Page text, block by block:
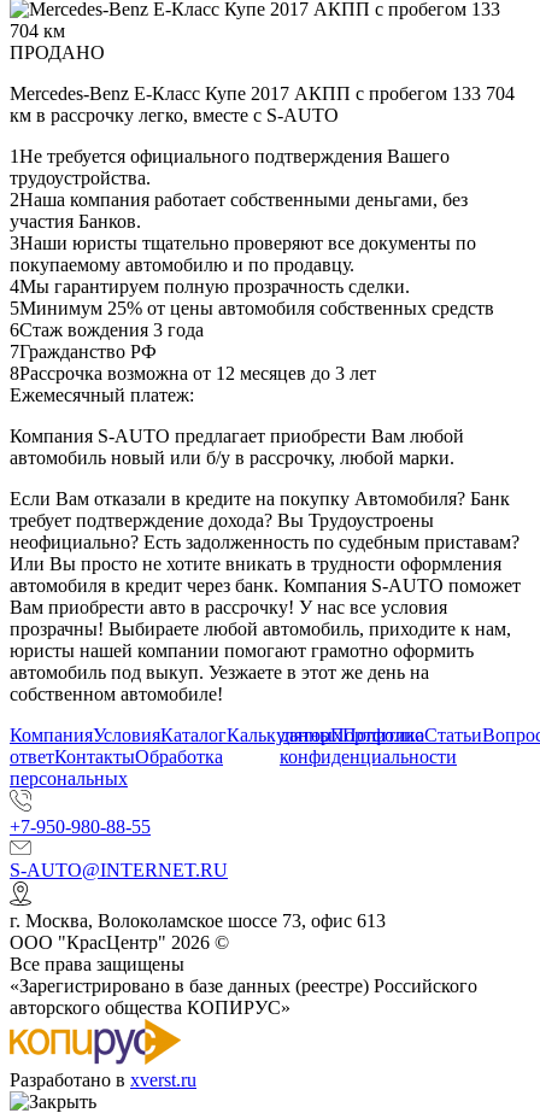
ПРОДАНО
Mercedes-Benz E-Класс Купе 2017 АКПП с пробегом 133 704
км в рассрочку легко, вместе с S-AUTO
1Не требуется официального подтверждения Вашего
трудоустройства.
2Наша компания работает собственными деньгами, без
участия Банков.
3Наши юристы тщательно проверяют все документы по
покупаемому автомобилю и по продавцу.
4Мы гарантируем полную прозрачность сделки.
5Минимум 25% от цены автомобиля собственных средств
6Стаж вождения 3 года
7Гражданство РФ
8Рассрочка возможна от 12 месяцев до 3 лет
Ежемесячный платеж:
Компания S-AUTO предлагает приобрести Вам любой
автомобиль новый или б/у в рассрочку, любой марки.
Если Вам отказали в кредите на покупку Автомобиля? Банк
требует подтверждение дохода? Вы Трудоустроены
неофициально? Есть задолженность по судебным приставам?
Или Вы просто не хотите вникать в трудности оформления
автомобиля в кредит через банк. Компания S-AUTO поможет
Вам приобрести авто в рассрочку! У нас все условия
прозрачны! Выбираете любой автомобиль, приходите к нам,
юристы нашей компании помогают грамотно оформить
автомобиль под выкуп. Уезжаете в этот же день на
собственном автомобиле!
КомпанияУсловияКаталогКалькуляторПортфолиоСтатьи
ответКонтактыОбработка
персональных
данныхПолитика
конфиденциальности
+7-950-980-88-55
S-AUTO@INTERNET.RU
г. Москва, Волоколамское шоссе 73, офис 613
ООО "КрасЦентр" 2026 ©
Все права защищены
«Зарегистрировано в базе данных (реестре) Российского
авторского общества КОПИРУС»
Разработано в xverst.ru